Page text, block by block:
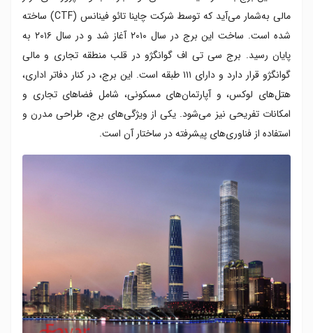
مالی به‌شمار می‌آید که توسط شرکت چاینا تائو فینانس (CTF) ساخته
شده است. ساخت این برج در سال ۲۰۱۰ آغاز شد و در سال ۲۰۱۶ به
پایان رسید. برج سی تی اف گوانگژو در قلب منطقه تجاری و مالی
گوانگژو قرار دارد و دارای ۱۱۱ طبقه است. این برج، در کنار دفاتر اداری،
هتل‌های لوکس، و آپارتمان‌های مسکونی، شامل فضاهای تجاری و
امکانات تفریحی نیز می‌شود. یکی از ویژگی‌های برج، طراحی مدرن و
استفاده از فناوری‌های پیشرفته در ساختار آن است.